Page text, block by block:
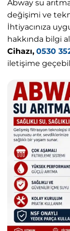
Abway su
değişimi ve
İhtiyacınıza
hakkında bilgi
Cihazı, 0530
iletişime